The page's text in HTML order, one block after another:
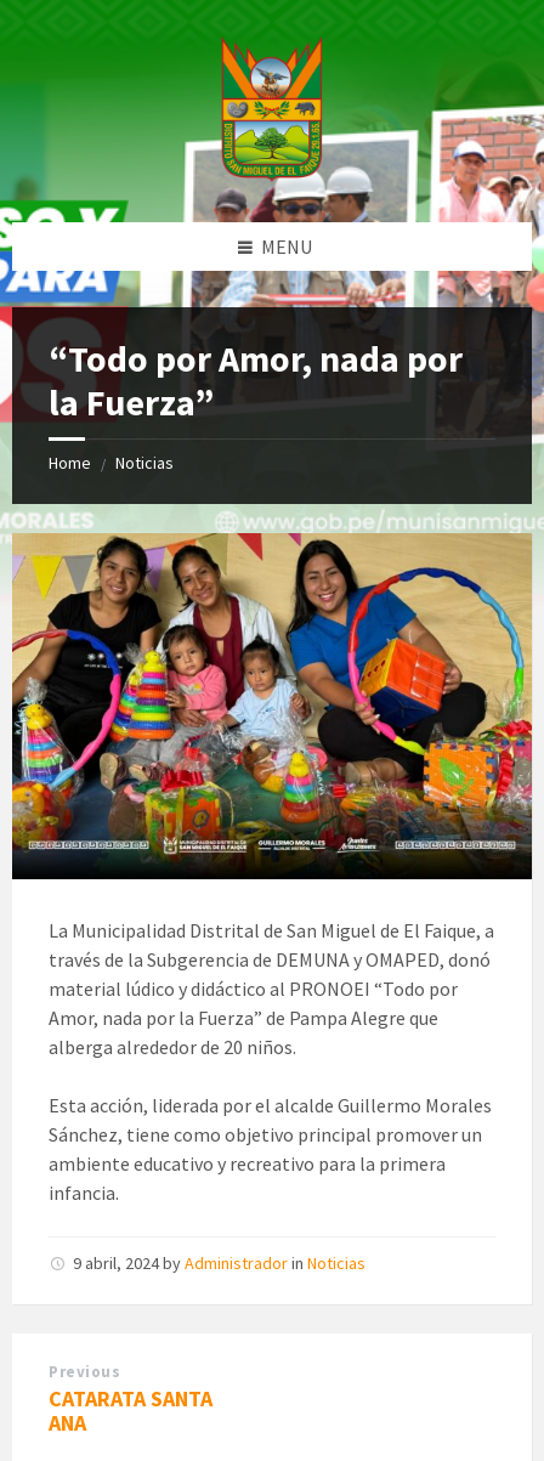
MENU
“Todo por Amor, nada por
la Fuerza”
Home / Noticias
La Municipalidad Distrital de San Miguel de El Faique, a
través de la Subgerencia de DEMUNA y OMAPED, donó
material lúdico y didáctico al PRONOEI “Todo por
Amor, nada por la Fuerza” de Pampa Alegre que
alberga alrededor de 20 niños.
Esta acción, liderada por el alcalde Guillermo Morales
Sánchez, tiene como objetivo principal promover un
ambiente educativo y recreativo para la primera
infancia.
9 abril, 2024byAdministradorin Noticias
Previous
CATARATA SANTA
ANA